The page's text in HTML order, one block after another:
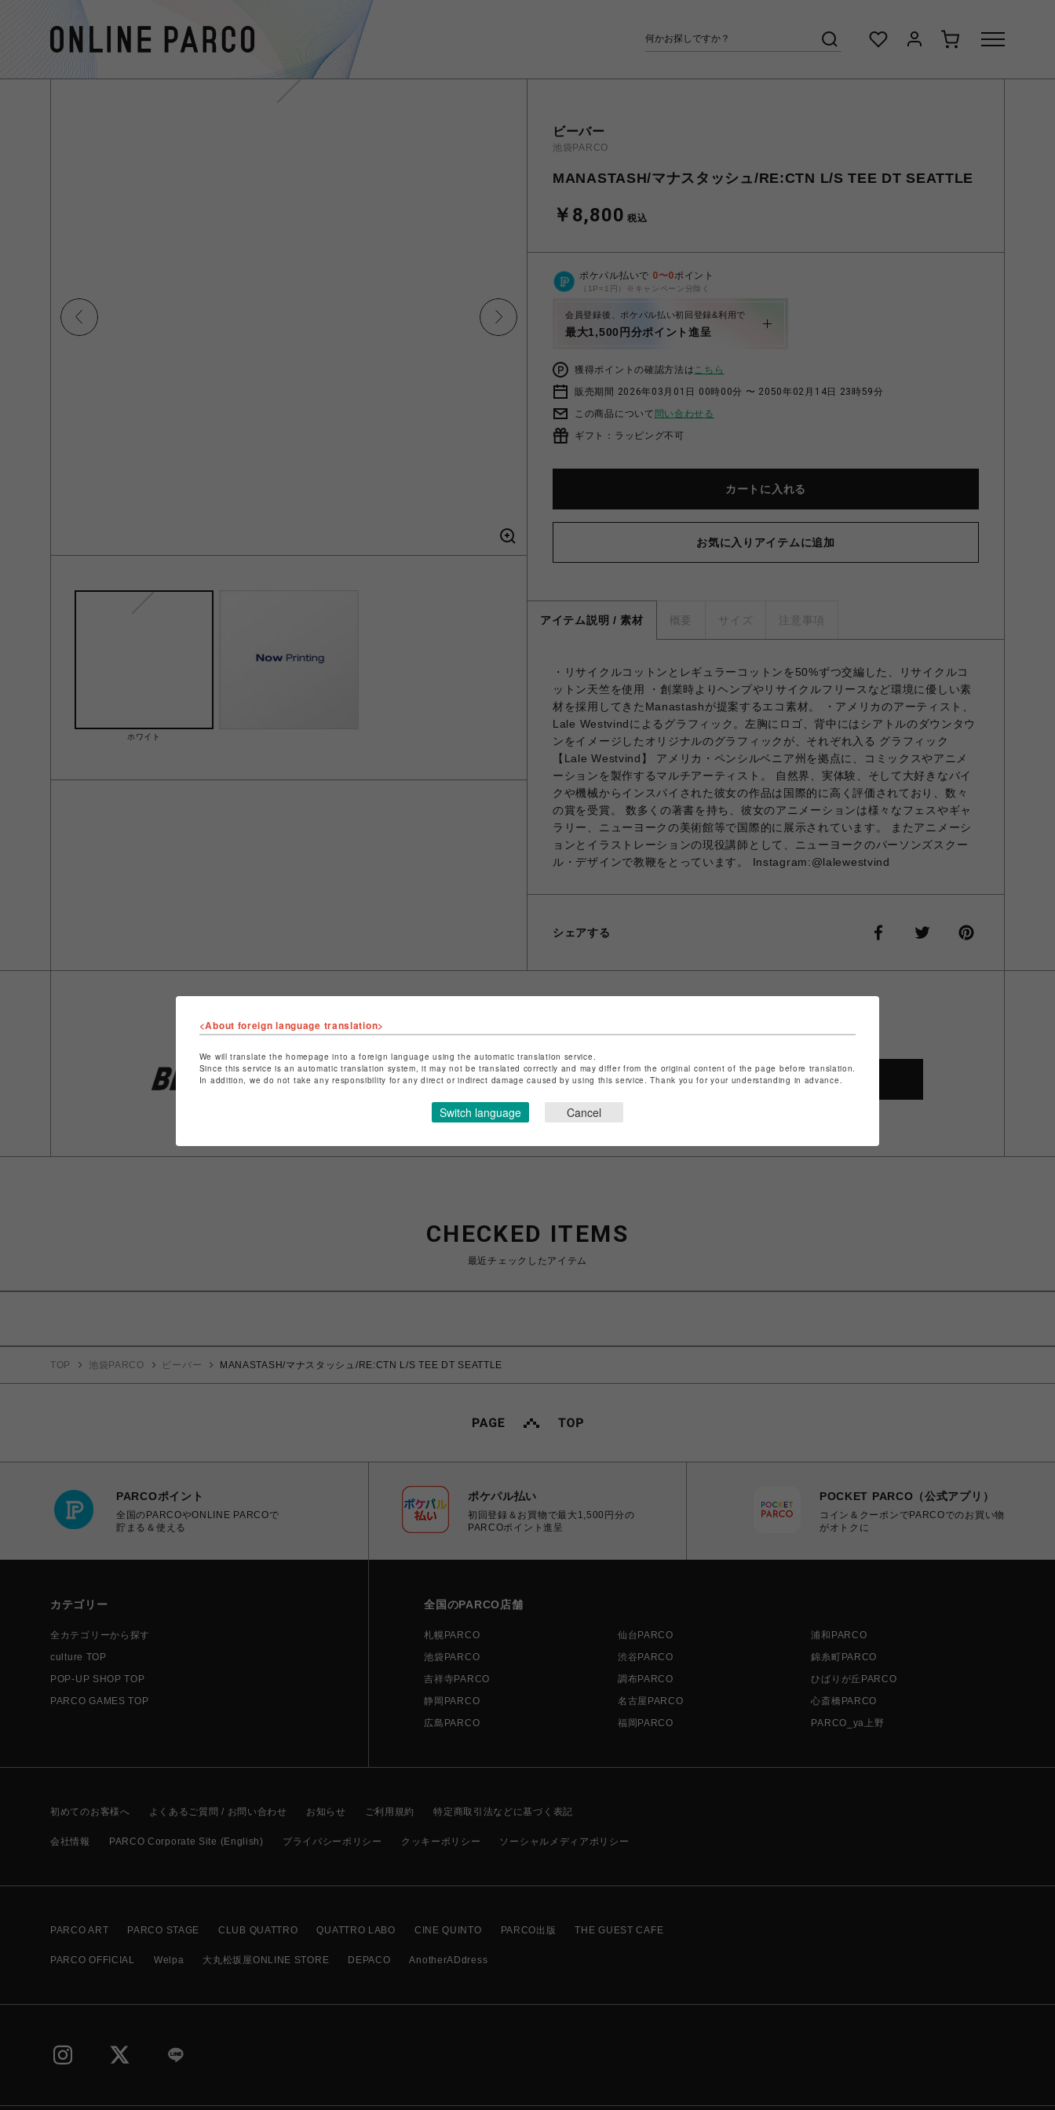
ホワイト
ビーバー
池袋PARCO
MANASTASH/マナスタッシュ/RE:CTN L/S TEE DT SEATTLE
￥8,800 税込
ポケパル払いで 0〜0ポイント
（1P=1円）※キャンペーン分除く
会員登録後、ポケパル払い初回登録&利用で
最大1,500円分ポイント進呈
獲得ポイントの確認方法はこちら
販売期間 2026年03月01日 00時00分 〜 2050年02月14日 23時59分
この商品について 問い合わせる
ギフト：ラッピング不可
カートに入れる
お気に入りアイテムに追加
アイテム説明 / 素材 概要 サイズ 注意事項
・リサイクルコットンとレギュラーコットンを50%ずつ交編した、リサイクルコ
ットン天竺を使用 ・創業時よりヘンプやリサイクルフリースなど環境に優しい素
材を採用してきたManastashが提案するエコ素材。 ・アメリカのアーティスト、
Lale Westvindによるグラフィック。左胸にロゴ、背中にはシアトルのダウンタウ
ンをイメージしたオリジナルのグラフィックが、それぞれ入る グラフィック
【Lale Westvind】 アメリカ・ペンシルベニア州を拠点に、コミックスやアニメ
ーションを製作するマルチアーティスト。 自然界、実体験、そして大好きなバイ
クや機械からインスパイされた彼女の作品は国際的に高く評価されており、数々
の賞を受賞。 数多くの著書を持ち、彼女のアニメーションは様々なフェスやギャ
ラリー、ニューヨークの美術館等で国際的に展示されています。 またアニメーシ
ョンとイラストレーションの現役講師として、ニューヨークのパーソンズスクー
ル・デザインで教鞭をとっています。 Instagram:@lalewestvind
シェアする
店舗名
池袋PARCO
ショップお問い合わせは こちら
SHOP TOP
CHECKED ITEMS
最近チェックしたアイテム
TOP 池袋PARCO ビーバー MANASTASH/マナスタッシュ/RE:CTN L/S TEE DT SEATTLE
PARCOポイント
全国のPARCOやONLINE PARCOで
貯まる＆使える
ポケパル払い
初回登録＆お買物で最大1,500円分の
PARCOポイント進呈
POCKET PARCO（公式アプリ）
コイン＆クーポンでPARCOでのお買い物
がオトクに
カテゴリー
全カテゴリーから探す
culture TOP
POP-UP SHOP TOP
PARCO GAMES TOP
全国のPARCO店舗
札幌PARCO 仙台PARCO
浦和PARCO
池袋PARCO
渋谷PARCO
錦糸町PARCO
吉祥寺PARCO
調布PARCO
ひばりが丘PARCO
静岡PARCO
名古屋PARCO
心斎橋PARCO
広島PARCO
福岡PARCO PARCO_ya上野
初めてのお客様へ よくあるご質問 / お問い合わせ お知らせ ご利用規約 特定商取引法などに基づく表記
会社情報 PARCO Corporate Site (English) プライバシーポリシー クッキーポリシー ソーシャルメディアポリシー
PARCO ART PARCO STAGE CLUB QUATTRO QUATTRO LABO CINE QUINTO PARCO出版 THE GUEST CAFE
PARCO OFFICIAL Welpa 大丸松坂屋ONLINE STORE DEPACO AnotherADdress
<About foreign language translation>
We will translate the homepage into a foreign language using the automatic translation service.
Since this service is an automatic translation system, it may not be translated correctly and may differ from the original content of the page before translation.
In addition, we do not take any responsibility for any direct or indirect damage caused by using this service. Thank you for your understanding in advance.
Switch language Cancel